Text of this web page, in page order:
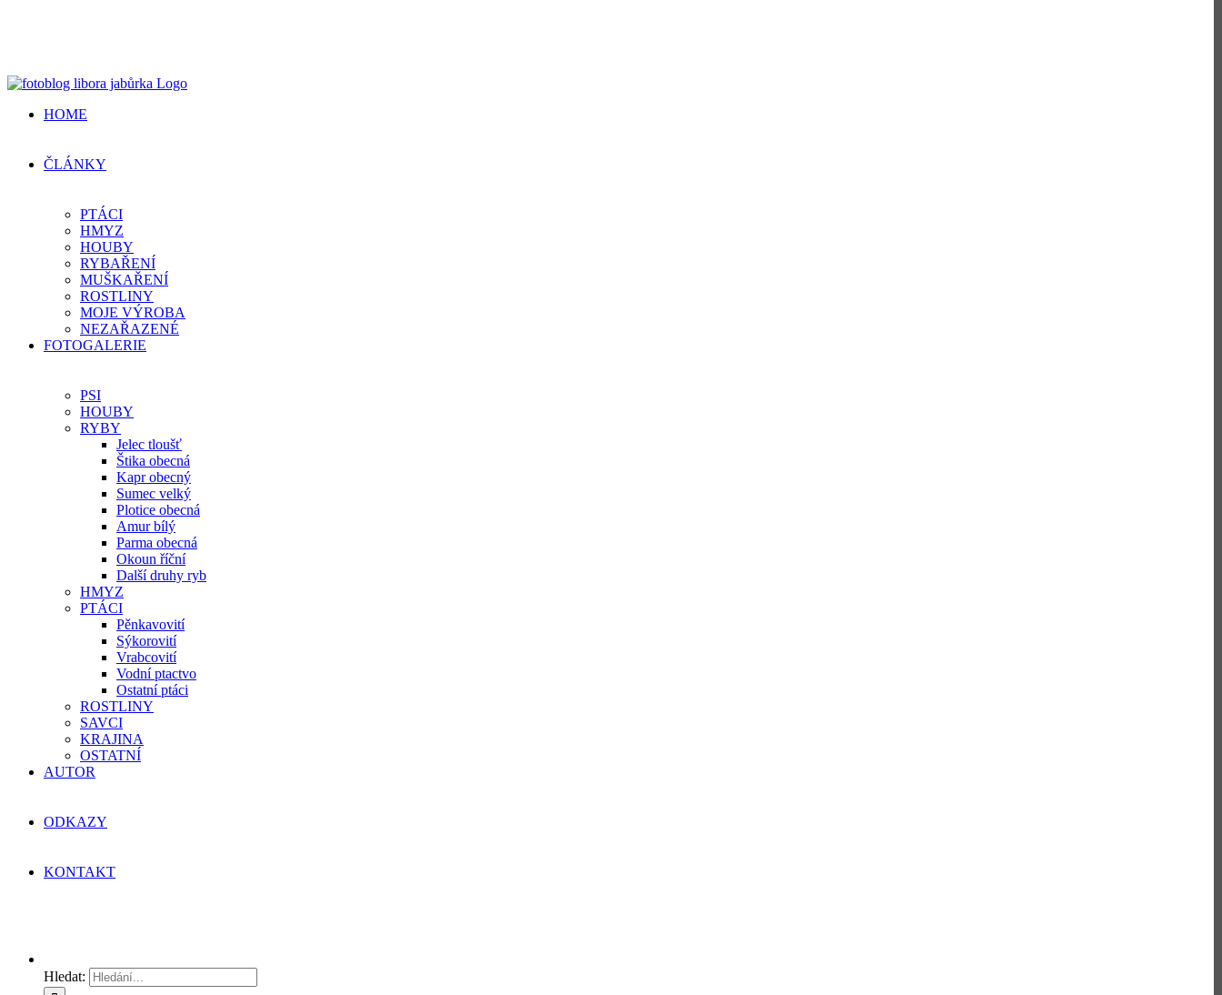
HOME
ČLÁNKY
PTÁCI
HMYZ
HOUBY
RYBAŘENÍ
MUŠKAŘENÍ
ROSTLINY
MOJE VÝROBA
NEZAŘAZENÉ
FOTOGALERIE
PSI
HOUBY
RYBY
Jelec tloušť
Štika obecná
Kapr obecný
Sumec velký
Plotice obecná
Amur bílý
Parma obecná
Okoun říční
Další druhy ryb
HMYZ
PTÁCI
Pěnkavovití
Sýkorovití
Vrabcovití
Vodní ptactvo
Ostatní ptáci
ROSTLINY
SAVCI
KRAJINA
OSTATNÍ
AUTOR
ODKAZY
KONTAKT
Hledat: